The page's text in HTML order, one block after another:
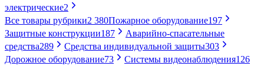
электрические2
Все товары рубрики2 380Пожарное оборудование197
Защитные конструкции187
Аварийно-спасательные
средства289 Средства индивидуальной защиты303
Дорожное оборудование73 Системы видеонаблюдения126